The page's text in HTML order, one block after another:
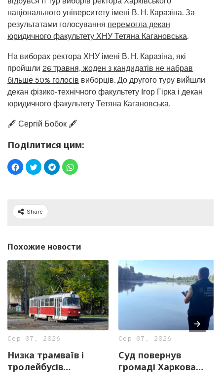
національного університету імені В. Н. Каразіна. За
результатами голосування перемогла декан
юридичного факультету ХНУ Тетяна Кагановська.
На виборах ректора ХНУ імені В. Н. Каразіна, які
пройшли 26 травня, жоден з кандидатів не набрав
більше 50% голосів виборців. До другого туру вийшли
декан фізико-технічного факультету Ігор Гірка і декан
юридичного факультету Тетяна Кагановська.
🖋️ Сергій Бобок 🖋️
Поділитися цим:
Share
Похожие новости
Сер 07, 2026
Низка трамваїв і
тролейбусів
Сер 07, 2026
Суд повернув
громаді Харкова